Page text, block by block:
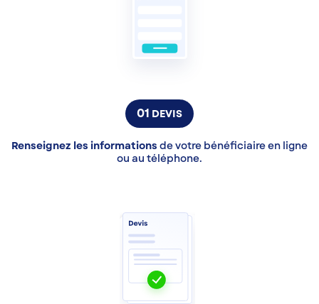
01 DEVIS
Renseignez les informations de votre bénéficiaire en ligne
ou au téléphone.